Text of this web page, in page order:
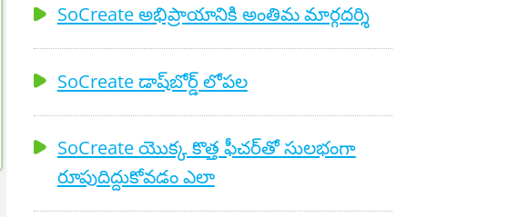
SoCreate అభిప్రాయానికి అంతిమ మార్గదర్శి
SoCreate డాష్‌బోర్డ్ లోపల
SoCreate యొక్క కొత్త ఫీచర్‌తో సులభంగా
రూపుదిద్దుకోవడం ఎలా